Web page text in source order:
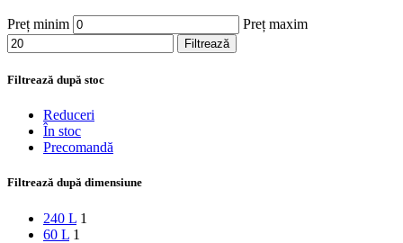
Preț minim Preț maxim
Filtrează
Filtrează după stoc
Reduceri
În stoc
Precomandă
Filtrează după dimensiune
240 L 1
60 L 1